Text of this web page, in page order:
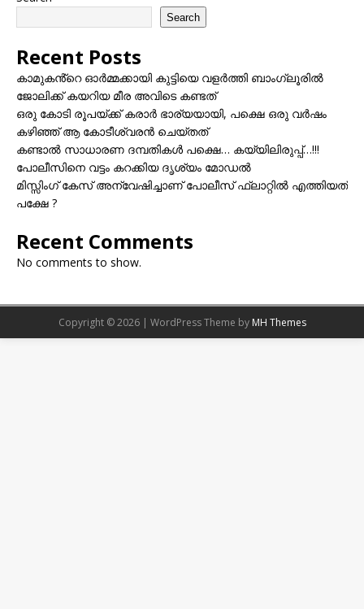
Search
Recent Posts
കാമുകൻ്റെ ഓർമ്മക്കായി കുട്ടിയെ വളർത്തി ബാംഗ്ലൂരിൽ
ജോലിക്ക് കയറിയ മീര അവിടെ കണ്ടത്
ഒരു കോടി രൂപയ്ക്ക് കരാർ ഭാര്യയായി, പക്ഷെ ഒരു വർഷം
കഴിഞ്ഞ് ആ കോടീശ്വരൻ ചെയ്തത്
കണ്ടാൽ സാധാരണ ദമ്പതികൾ പക്ഷെ… കയ്യിലിരുപ്പ്…!!!
പോലീസിനെ വട്ടം കറക്കിയ ദൃശ്യം മോഡല്‍
മിസ്സിംഗ് കേസ് അന്വേഷിച്ചാണ് പോലീസ് ഫ്ലാറ്റിൽ എത്തിയത്
പക്ഷേ ?
Recent Comments
No comments to show.
Copyright © 2026 | WordPress Theme by MH Themes